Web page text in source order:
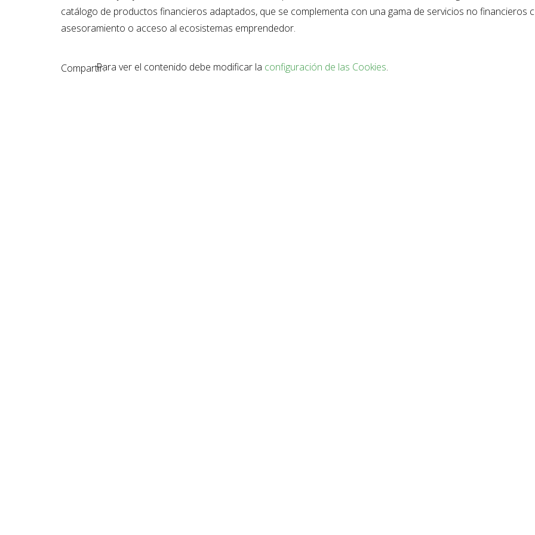
catálogo de productos financieros adaptados, que se complementa con una gama de servicios no financieros
asesoramiento o acceso al ecosistemas emprendedor.
Compartir:Para ver el contenido debe modificar la configuración de las Cookies.